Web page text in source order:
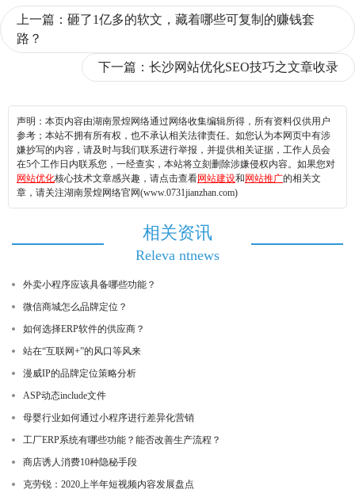
上一篇： 砸了1亿多的软文，藏着哪些可复制的赚钱套
路？
下一篇： 长沙网站优化SEO技巧之文章收录
声明：本页内容由湖南景煌网络通过网络收集编辑所得，所有资料仅供用户
参考；本站不拥有所有权，也不承认相关法律责任。如您认为本网页中有涉
嫌抄写的内容，请及时与我们联系进行举报，并提供相关证据，工作人员会
在5个工作日内联系您，一经查实，本站将立刻删除涉嫌侵权内容。如果您对
网站优化核心技术文章感兴趣，请点击查看网站建设和 网站推广的相关文
章，请关注湖南景煌网络官网(www.0731jianzhan.com)
相关资讯
Releva ntnews
外卖小程序应该具备哪些功能？
微信商城怎么品牌定位？
如何选择ERP软件的供应商？
站在“互联网+”的风口等风来
漫威IP的品牌定位策略分析
ASP动态include文件
母婴行业如何通过小程序进行差异化营销
工厂ERP系统有哪些功能？能否改善生产流程？
商店诱人消费10种隐秘手段
克劳锐：2020上半年短视频内容发展盘点